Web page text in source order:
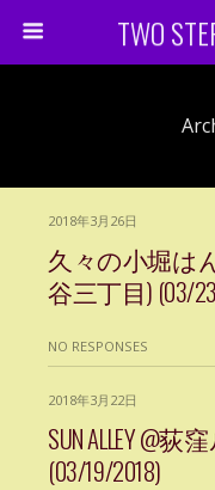
TWO
2018年3月26日
久々の小堀はん
谷三丁目) (03/
NO RESPONSES
2018年3月22日
SUN ALLEY @
(03/19/2018)